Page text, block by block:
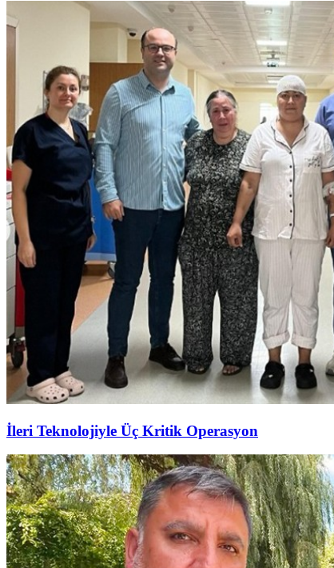
İleri Teknolojiyle Üç Kritik Operasyon